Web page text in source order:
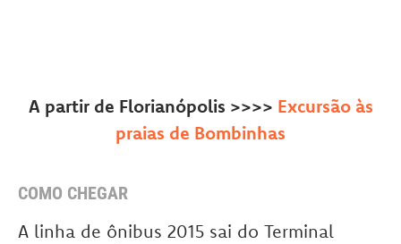
A partir de Florianópolis >>>> Excursão às
praias de Bombinhas
COMO CHEGAR
A linha de ônibus 2015 sai do Terminal